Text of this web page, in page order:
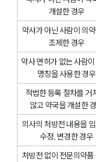
개설한 경우
약사가 아닌 사람이 의
조제한 경우
약사 면허가 없는 사람
명칭을 사용한 경우
적법한 등록 절차를 거
않고 약국을 개설한
의사의 처방전 내용을
수정, 변경한 경우
처방전 없이 전문의약품